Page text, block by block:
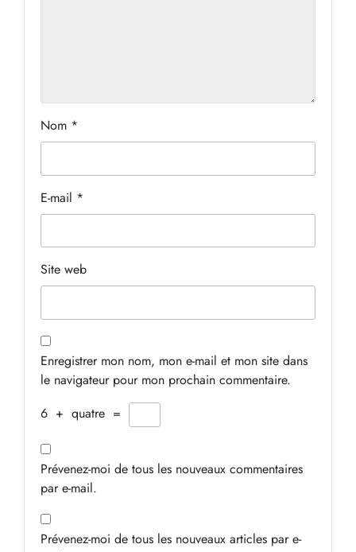
Nom *
E-mail *
Site web
Enregistrer mon nom, mon e-mail et mon site dans
le navigateur pour mon prochain commentaire.
6 + quatre =
Prévenez-moi de tous les nouveaux commentaires
par e-mail.
Prévenez-moi de tous les nouveaux articles par e-